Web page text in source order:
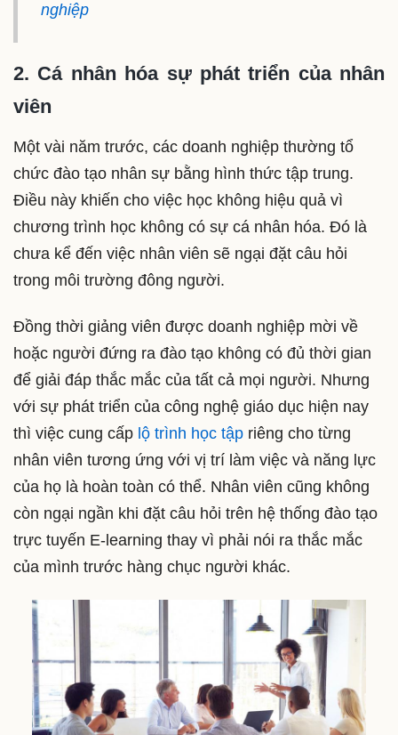
nghiệp
2. Cá nhân hóa sự phát triển của nhân
viên
Một vài năm trước, các doanh nghiệp thường tổ
chức đào tạo nhân sự bằng hình thức tập trung.
Điều này khiến cho việc học không hiệu quả vì
chương trình học không có sự cá nhân hóa. Đó là
chưa kể đến việc nhân viên sẽ ngại đặt câu hỏi
trong môi trường đông người.
Đồng thời giảng viên được doanh nghiệp mời về
hoặc người đứng ra đào tạo không có đủ thời gian
để giải đáp thắc mắc của tất cả mọi người. Nhưng
với sự phát triển của công nghệ giáo dục hiện nay
thì việc cung cấp lộ trình học tập riêng cho từng
nhân viên tương ứng với vị trí làm việc và năng lực
của họ là hoàn toàn có thể. Nhân viên cũng không
còn ngại ngần khi đặt câu hỏi trên hệ thống đào tạo
trực tuyến E-learning thay vì phải nói ra thắc mắc
của mình trước hàng chục người khác.